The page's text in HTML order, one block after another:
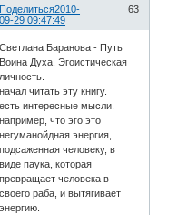
Поделиться 63
2010-
09-29 09:47:49
Светлана Баранова - Путь
Воина Духа. Эгоистическая
личность.
начал читать эту книгу.
есть интересные мысли.
например, что эго это
негуманойдная энергия,
подсаженная человеку, в
виде паука, которая
превращает человека в
своего раба, и вытягивает
энергию.